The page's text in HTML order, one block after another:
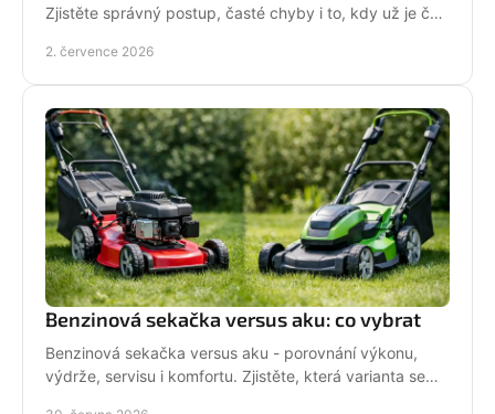
Zjistěte správný postup, časté chyby i to, kdy už je čas
2. července 2026
Benzinová sekačka versus aku: co vybrat
Benzinová sekačka versus aku - porovnání výkonu,
výdrže, servisu i komfortu. Zjistěte, která varianta se